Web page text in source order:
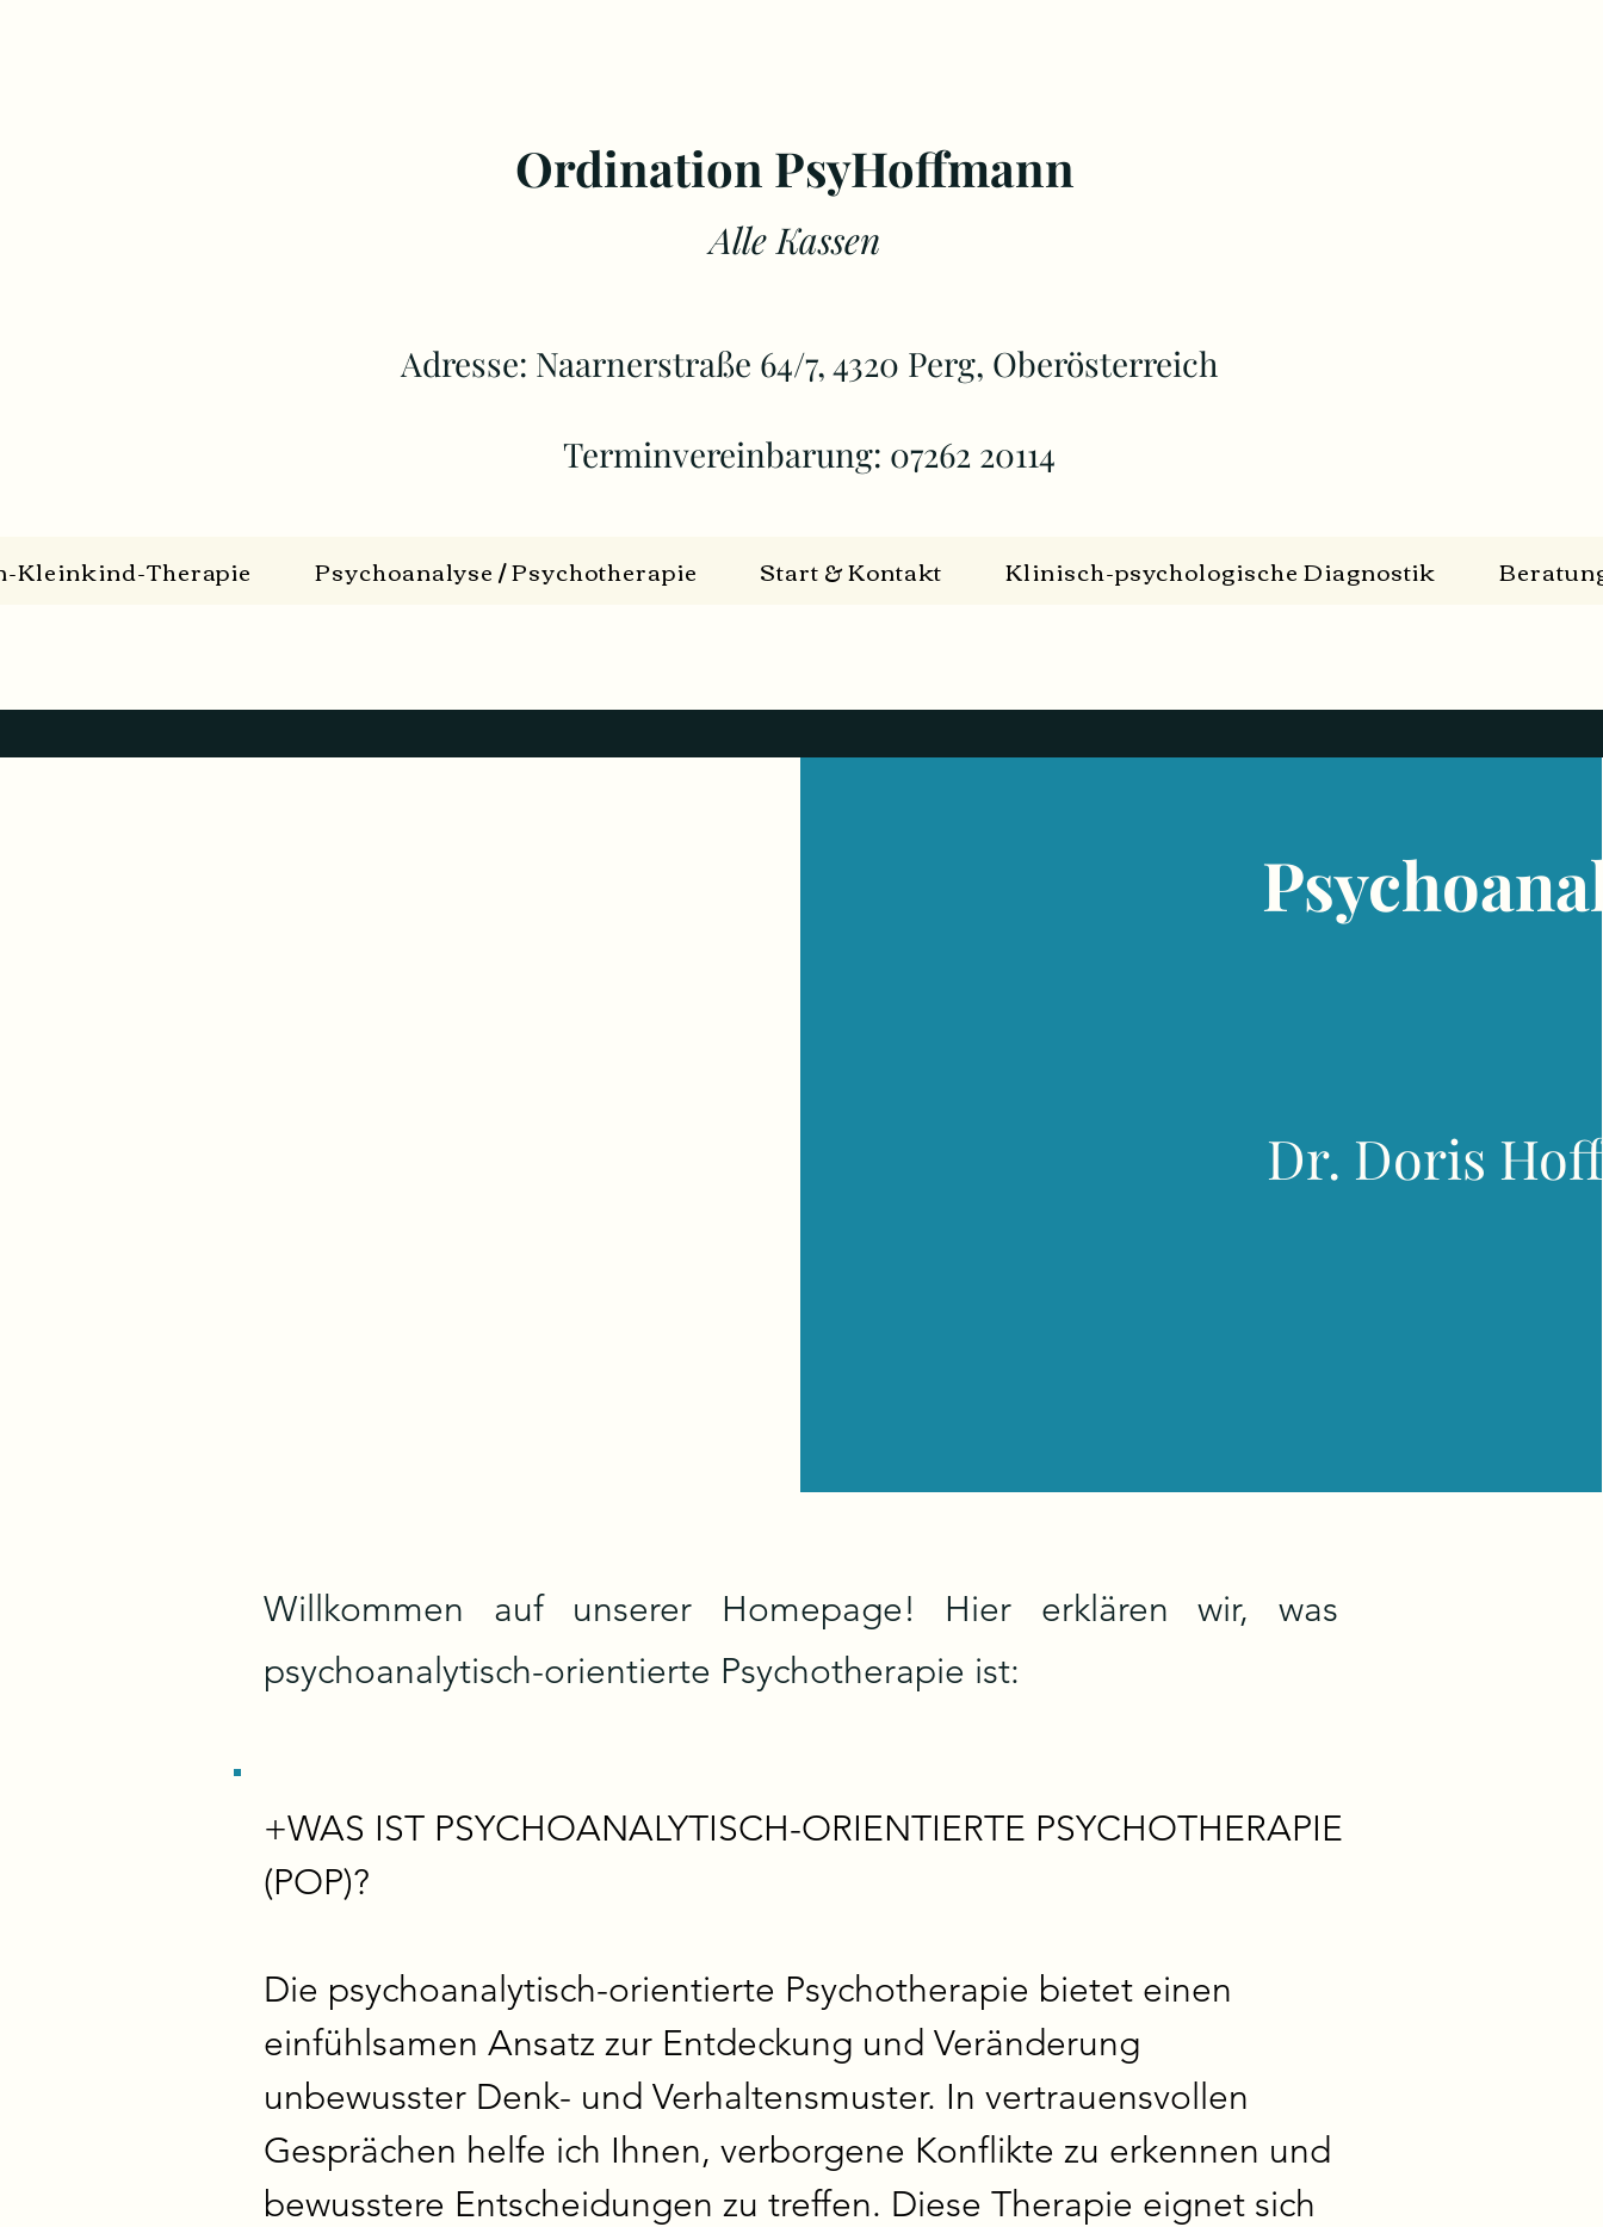
Adresse: Naarnerstraße 64/7, 4320 Perg, Oberösterreich
Terminvereinbarung: 07262 20114
Ordination PsyHoffmann
Alle Kassen
Kleinkind-Therapie Psychoanalyse / Psychotherapie Start & Kontakt Klinisch-psychologische Diagnostik
Dr. Doris
+WAS IST PSYCHOANALYTISCH-ORIENTIERTE PSYCHOTHERAPIE
(POP)?
Die psychoanalytisch-orientierte Psychotherapie bietet einen
einfühlsamen Ansatz zur Entdeckung und Veränderung
unbewusster Denk- und Verhaltensmuster. In vertrauensvollen
Gesprächen helfe ich Ihnen, verborgene Konflikte zu erkennen und
bewusstere Entscheidungen zu treffen. Diese Therapie eignet sich
Willkommen auf unserer Homepage! Hier erklären wir, was
psychoanalytisch-orientierte Psychotherapie ist: